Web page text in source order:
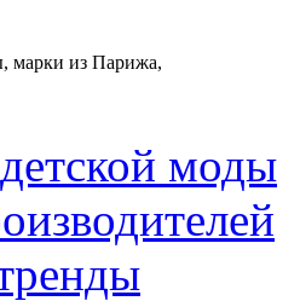
марки из Парижа,
моды